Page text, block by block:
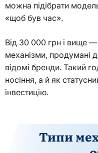
можна підібрати
«щоб був час».
Від 30 000 грн і вище
механізми, продумані
відомі бренди. Такий
носіння, а й як
інвестицію.
Типи